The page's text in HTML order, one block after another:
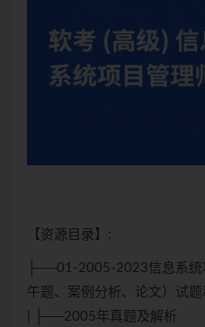
【资源目录】:
├──01-2005-2023信息系统
午题、案例分析、论文）试题
| ├──2005年真题及解析